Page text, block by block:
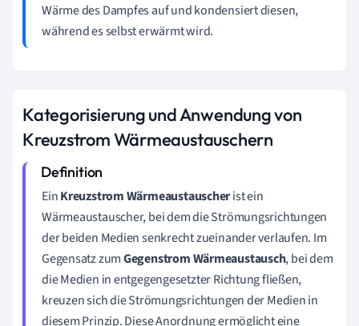
Wärme des Dampfes auf und kondensiert diesen,
während es selbst erwärmt wird.
Kategorisierung und Anwendung von
Kreuzstrom Wärmeaustauschern
EinKreuzstrom Wärmeaustauscherist ein
Wärmeaustauscher, bei dem die Strömungsrichtungen
der beiden Medien senkrecht zueinander verlaufen. Im
Gegensatz zumGegenstrom Wärmeaustausch, bei dem
die Medien in entgegengesetzter Richtung fließen,
kreuzen sich die Strömungsrichtungen der Medien in
diesem Prinzip. Diese Anordnung ermöglicht eine